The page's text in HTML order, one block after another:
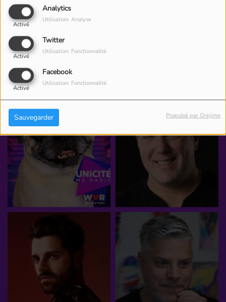
Analytics
Activé
Utilisation: Analyse
Twitter
Activé
Utilisation: Fonctionnalité
Facebook
Activé
Utilisation: Fonctionnalité
Sauvegarder Propulsé par Orejime
ÉQUIPE